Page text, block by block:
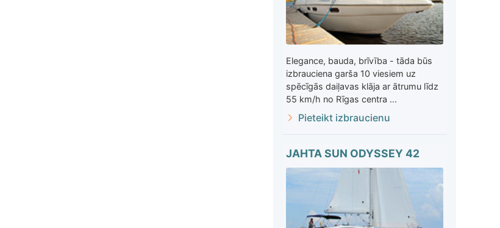
Elegance, bauda, brīvība - tāda būs
izbrauciena garša 10 viesiem uz
spēcīgās daiļavas klāja ar ātrumu līdz
55 km/h no Rīgas centra ...
Pieteikt izbraucienu
JAHTA SUN ODYSSEY 42